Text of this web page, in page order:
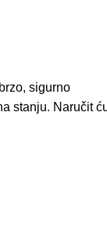
sigurno
stanju. Naručit